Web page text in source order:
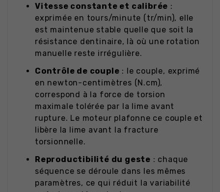
Vitesse constante et calibrée :
exprimée en tours/minute (tr/min), elle
est maintenue stable quelle que soit la
résistance dentinaire, là où une rotation
manuelle reste irrégulière.
Contrôle de couple : le couple, exprimé
en newton-centimètres (N.cm),
correspond à la force de torsion
maximale tolérée par la lime avant
rupture. Le moteur plafonne ce couple et
libère la lime avant la fracture
torsionnelle.
Reproductibilité du geste : chaque
séquence se déroule dans les mêmes
paramètres, ce qui réduit la variabilité